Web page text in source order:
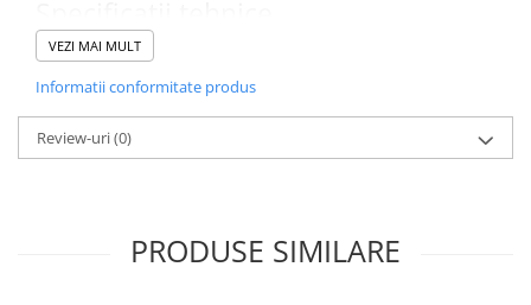
Tensiune DC (V): 200mV / 2V / 20V / 200V / 600V, ± (0,5% + 2)
Tensiune AC (V): 600 V, ± (0,7% + 3)
Curent DC (A): 10A, ± (1% + 2)
Rezistenta (Ω): 200Ω / 2kΩ / 20kΩ / 200kΩ / 2MΩ / 20MΩ /
200MΩ, ± (0,8% + 2)
Afisaj: 66mm x 51mm
Caracteristici generale
VEZI MAI MULT
Informatii conformitate produs
Review-uri(0)
PRODUSE SIMILARE